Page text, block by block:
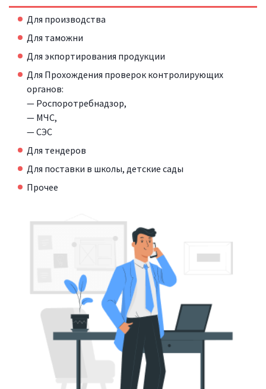
Для производства
Для таможни
Для экпортирования продукции
Для Прохождения проверок контролирующих
органов:
— Роспоротребнадзор,
— МЧС,
— СЭС
Для тендеров
Для поставки в школы, детские сады
Прочее